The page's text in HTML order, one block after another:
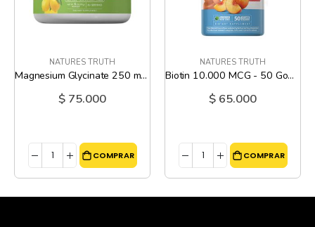
NATURES TRUTH
Magnesium Glycinate 250 mg sabor Lim n - 6 Oz
$ 75.000
COMPRAR
NATURES TRUTH
Biotin 10.000 MCG - 50 Gomitas
$ 65.000
COMPRAR